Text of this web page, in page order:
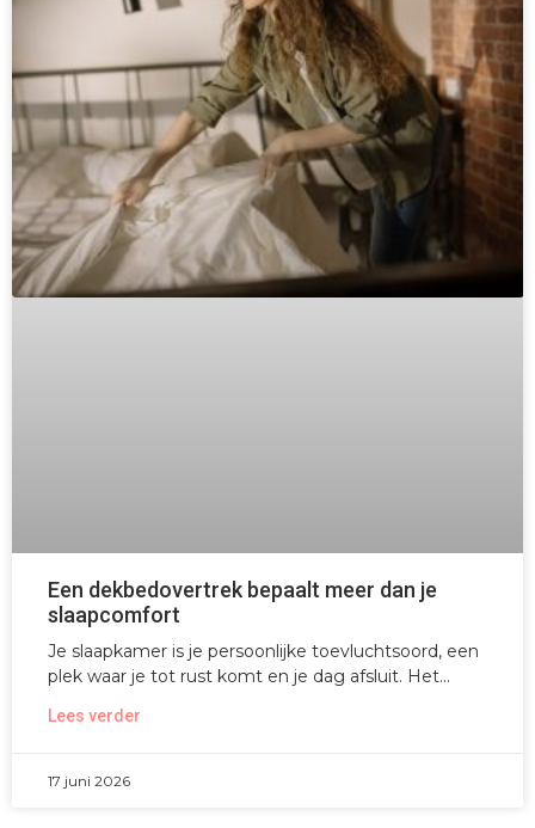
Een dekbedovertrek bepaalt meer dan je
slaapcomfort
Je slaapkamer is je persoonlijke toevluchtsoord, een
plek waar je tot rust komt en je dag afsluit. Het
Lees verder
17 juni 2026